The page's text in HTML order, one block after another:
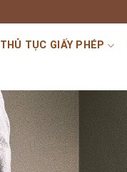
THỦ TỤC GIẤY PHÉP